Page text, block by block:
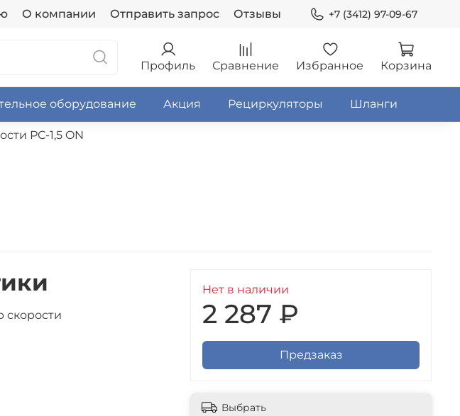
О компании Отправить запрос Отзывы +7 (3412) 97-09-67
Профиль Сравнение Избранное Корзина
оборудование Акция Рециркуляторы Шланги
РС-1,5 ON
скорости
Нет в наличии
2 287 ₽
Предзаказ
Выбрать